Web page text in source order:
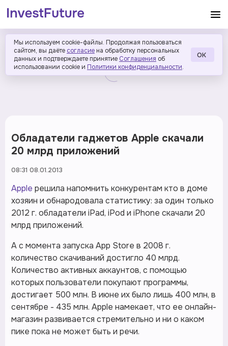
Мы используем cookie-файлы. Продолжая пользоваться
сайтом, вы даёте согласие на обработку персональных
данных и подтверждаете принятие Соглашения об
использовании cookie и Политики конфиденциальности.
ОК
Обладатели гаджетов Apple скачали
20 млрд приложений
08:31 08.01.2013
Apple решила напомнить конкурентам кто в доме
хозяин и обнародовала статистику: за один только
2012 г. обладатели iPad, iPod и iPhone скачали 20
млрд приложений.
А с момента запуска App Store в 2008 г.
количество скачиваний достигло 40 млрд.
Количество активных аккаунтов, с помощью
которых пользователи покупают программы,
достигает 500 млн. В июне их было лишь 400 млн, в
сентябре - 435 млн. Apple намекает, что ее онлайн-
магазин развивается стремительно и ни о каком
пике пока не может быть и речи.